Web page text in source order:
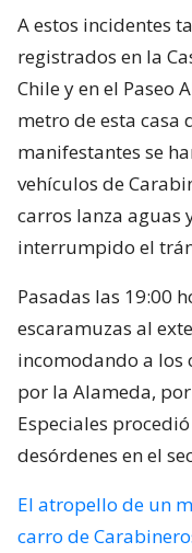
A estos incidentes
registrados en la
Chile y en el Paseo
metro de esta casa
manifestantes se
vehículos de
carros lanza aguas
interrumpido el
Pasadas las 19:00
escaramuzas al
incomodando a
por la Alameda,
Especiales
desórdenes en el
El atropello de un
carro de